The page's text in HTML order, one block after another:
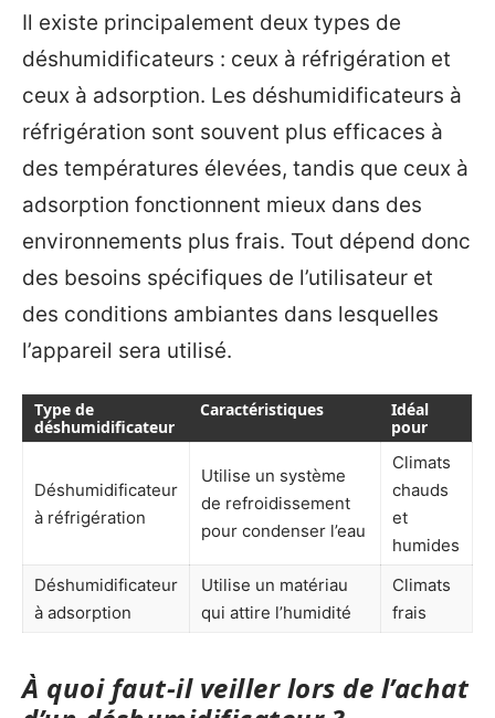
Il existe principalement deux types de
déshumidificateurs : ceux à réfrigération et
ceux à adsorption. Les déshumidificateurs à
réfrigération sont souvent plus efficaces à
des températures élevées, tandis que ceux à
adsorption fonctionnent mieux dans des
environnements plus frais. Tout dépend donc
des besoins spécifiques de l’utilisateur et
des conditions ambiantes dans lesquelles
l’appareil sera utilisé.
Type de
déshumidificateur
Caractéristiques
Idéal
pour
Déshumidificateur
à réfrigération
Utilise un système
de refroidissement
pour condenser l’eau
Climats
chauds
et
humides
Déshumidificateur
à adsorption
Utilise un matériau
qui attire l’humidité
Climats
frais
À quoi faut-il veiller lors de l’achat